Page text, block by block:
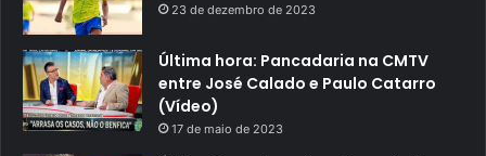
23 de dezembro de 2023
Última hora: Pancadaria na CMTV
entre José Calado e Paulo Catarro
(Vídeo)
17 de maio de 2023